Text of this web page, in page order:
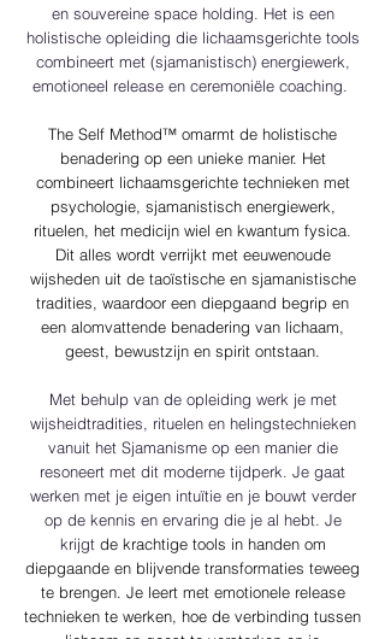
en souvereinespace holding. Het is een
holistische opleiding die lichaamsgerichte tools
combineert met (sjamanistisch) energiewerk,
emotioneel release en ceremoniële coaching.
The Self Method™ omarmt de holistische
benadering op een unieke manier. Het
combineert lichaamsgerichte technieken met
psychologie, sjamanistisch energiewerk,
rituelen, het medicijn wiel en kwantum fysica.
Dit alles wordt verrijkt met eeuwenoude
wijsheden uit de taoïstische en sjamanistische
tradities, waardoor een diepgaand begrip en
een alomvattende benadering van lichaam,
geest, bewustzijn en spirit ontstaan.
Met behulp van de opleiding werk je met
wijsheidtradities, rituelen en helingstechnieken
vanuit het Sjamanisme op een manier die
resoneert met dit moderne tijdperk. Je gaat
werken met je eigen intuïtie en je bouwt verder
op de kennis en ervaring die je al hebt. Je
krijgtde krachtige tools in handen om
diepgaande en blijvende transformaties teweeg
te brengen. Je leert met emotionele release
technieken te werken, hoe de verbinding tussen